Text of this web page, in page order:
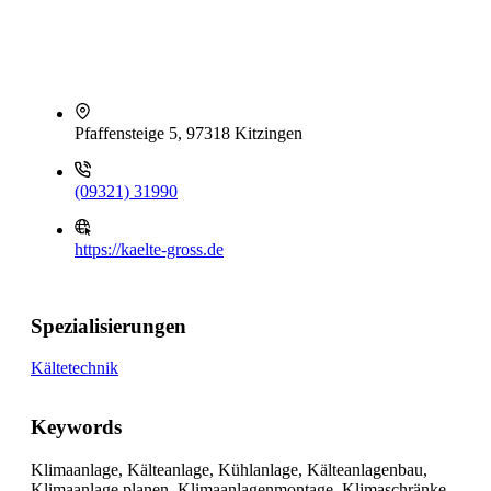
Pfaffensteige 5, 97318 Kitzingen
(09321) 31990
https://kaelte-gross.de
Spezialisierungen
Kältetechnik
Keywords
Klimaanlage, Kälteanlage, Kühlanlage, Kälteanlagenbau,